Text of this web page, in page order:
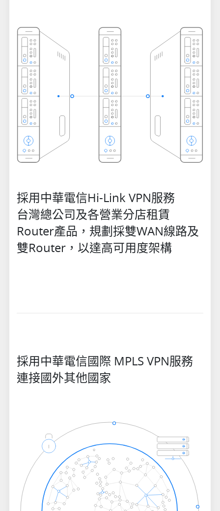
採用中華電信Hi-Link VPN服務
台灣總公司及各營業分店租賃
Router產品，規劃採雙WAN線路及
雙Router，以達高可用度架構
採用中華電信國際 MPLS VPN服務
連接國外其他國家